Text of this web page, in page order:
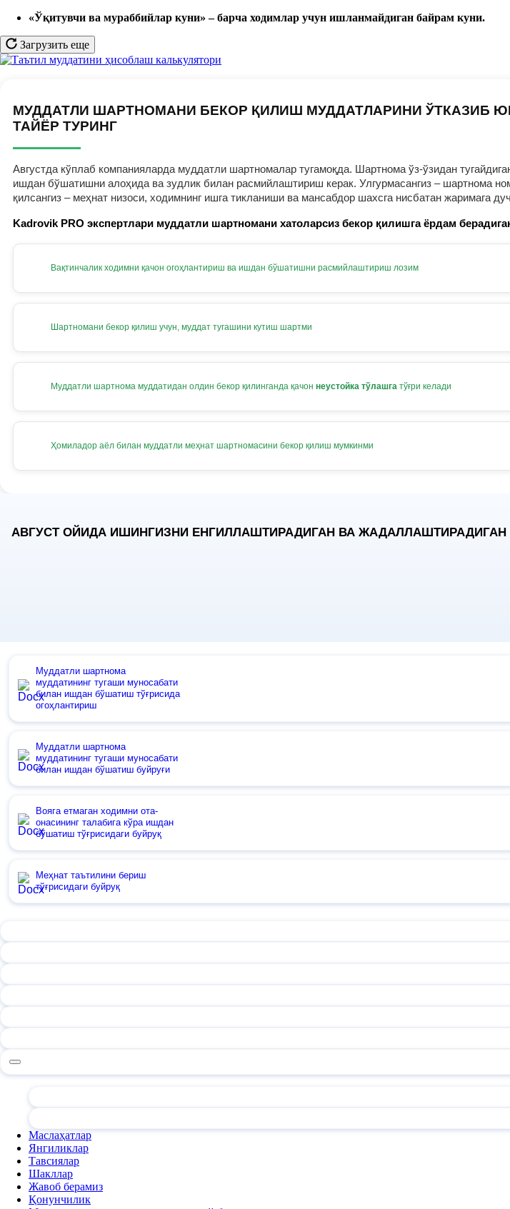
«Ўқитувчи ва мураббийлар куни» –барча ходимлар учун ишланмайдиган байрам куни.
Загрузить еще
МУДДАТЛИ ШАРТНОМАНИ БЕКОР ҚИЛИШ МУДДАТЛАРИНИ ЎТКАЗИБ
ТАЙЁР ТУРИНГ
Августда кўплаб компанияларда муддатли шартномалар тугамоқда. Шартнома ўз-ўзидан
ишдан бўшатишни алоҳида ва зудлик билан расмийлаштириш керак. Улгурмасангиз – шартнома
қилсангиз – меҳнат низоси, ходимнинг ишга тикланиши ва мансабдор шахсга нисбатан жаримага
Kadrovik PRO экспертлари муддатли шартномани хатоларсиз бекор қилишга ёрдам
Вақтинчалик ходимни қачон огоҳлантириш ва ишдан бўшатишни расмийлаштириш лозим
Шартномани бекор қилиш учун, муддат тугашини кутиш шартми
Муддатли шартнома муддатидан олдин бекор қилинганда қачон неустойка тўлашга тўғри келади
Ҳомиладор аёл билан муддатли меҳнат шартномасини бекор қилиш мумкинми
АВГУСТ ОЙИДА ИШИНГИЗНИ ЕНГИЛЛАШТИРАДИГАН ВА ЖАДАЛЛАШТИРАДИГАН
Муддатли шартнома
муддатининг тугаши муносабати
билан ишдан бўшатиш тўғрисида
огоҳлантириш
Муддатли шартнома
муддатининг тугаши муносабати
билан ишдан бўшатиш буйруғи
Вояга етмаган ходимни ота-
онасининг талабига кўра ишдан
бўшатиш тўғрисидаги буйруқ
Меҳнат таътилини бериш
тўғрисидаги буйруқ
Маслаҳатлар
Янгиликлар
Тавсиялар
Шакллар
Жавоб берамиз
Қонунчилик